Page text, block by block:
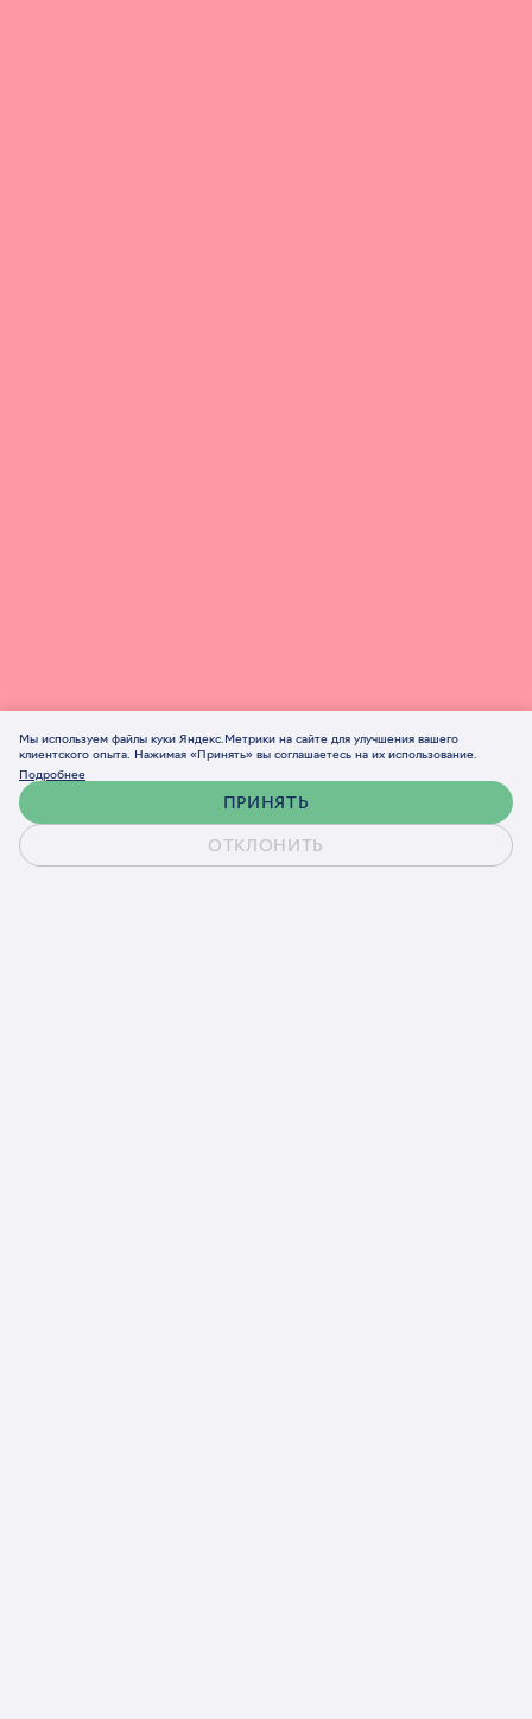
Обсудить проект
Мы используем файлы куки Яндекс.Метрики на сайте для улучшения вашего
клиентского опыта. Нажимая «Принять» вы соглашаетесь на их использование.
Подробнее
ПРИНЯТЬ
ОТКЛОНИТЬ